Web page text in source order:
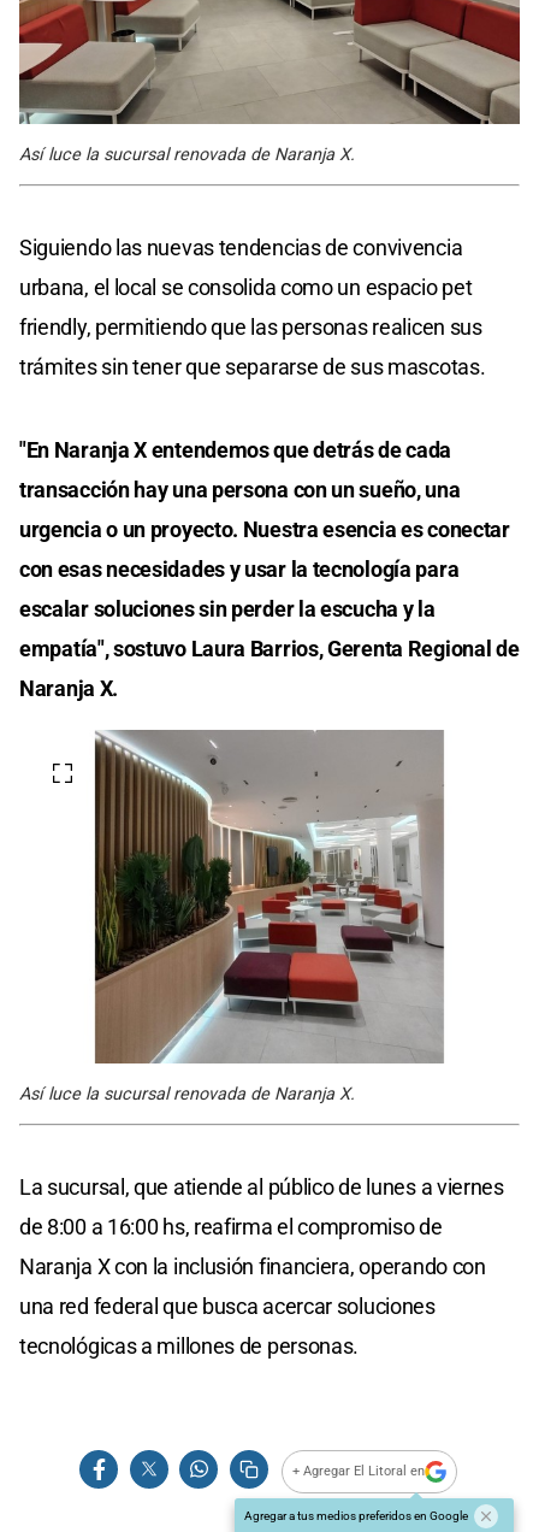
Así luce la sucursal renovada de Naranja X.
Siguiendo las nuevas tendencias de convivencia
urbana, el local se consolida como un espacio pet
friendly, permitiendo que las personas realicen sus
trámites sin tener que separarse de sus mascotas.
"En Naranja X entendemos que detrás de cada
transacción hay una persona con un sueño, una
urgencia o un proyecto. Nuestra esencia es conectar
con esas necesidades y usar la tecnología para
escalar soluciones sin perder la escucha y la
empatía", sostuvo Laura Barrios, Gerenta Regional de
Naranja X.
Así luce la sucursal renovada de Naranja X.
La sucursal, que atiende al público de lunes a viernes
de 8:00 a 16:00 hs, reafirma el compromiso de
Naranja X con la inclusión financiera, operando con
una red federal que busca acercar soluciones
tecnológicas a millones de personas.
+ Agregar El Litoral en
Agregar a tus medios preferidos en Google